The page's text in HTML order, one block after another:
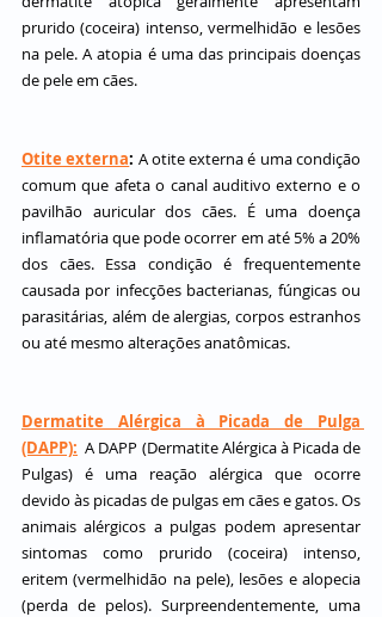
prurido (coceira) intenso, vermelhidão e lesões
na pele. A atopia é uma das principais doenças
de pele em cães.
Otite externa: A otite externa é uma condição
comum que afeta o canal auditivo externo e o
pavilhão auricular dos cães. É uma doença
inflamatória que pode ocorrer em até 5% a 20%
dos cães. Essa condição é frequentemente
causada por infecções bacterianas, fúngicas ou
parasitárias, além de alergias, corpos estranhos
ou até mesmo alterações anatômicas.
Dermatite Alérgica à Picada de Pulga
(DAPP): A DAPP (Dermatite Alérgica à Picada de
Pulgas) é uma reação alérgica que ocorre
devido às picadas de pulgas em cães e gatos. Os
animais alérgicos a pulgas podem apresentar
sintomas como prurido (coceira) intenso,
eritem (vermelhidão na pele), lesões e alopecia
(perda de pelos). Surpreendentemente, uma